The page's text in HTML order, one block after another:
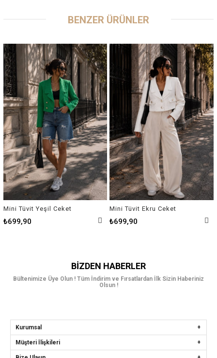
BENZER ÜRÜNLER
Mini Tüvit Yeşil Ceket
₺699,90
Mini Tüvit Ekru Ceket
₺699,90
BIZDEN HABERLER
Bültenimize Üye Olun ! Tüm İndirim ve Fırsatlardan İlk Sizin Haberiniz
Olsun !
Kurumsal
Müşteri İlişkileri